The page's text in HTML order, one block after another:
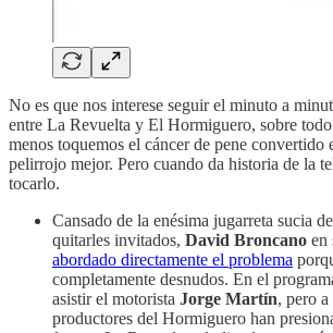
No es que nos interese seguir el minuto a
entre La Revuelta y El Hormiguero, sobre
menos toquemos el cáncer de pene convertido
pelirrojo mejor. Pero cuando da historia de la
tocarlo.
Cansado de la enésima jugarreta sucia
quitarles invitados, David Broncano en
abordado directamente el problema
completamente desnudos. En el
asistir el motorista Jorge Martín, pero
productores del Hormiguero han